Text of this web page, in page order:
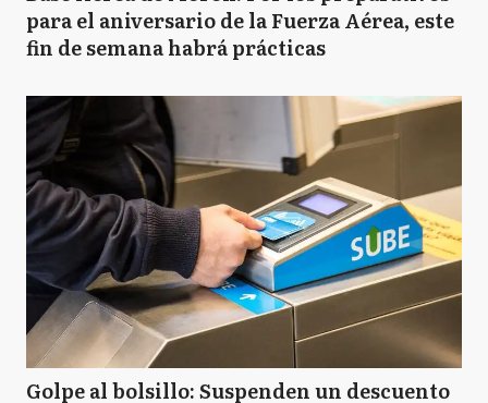
para el aniversario de la Fuerza Aérea, este
fin de semana habrá prácticas
Golpe al bolsillo: Suspenden un descuento